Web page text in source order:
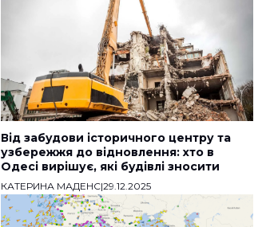
Від забудови історичного центру та
узбережжя до відновлення: хто в
Одесі вирішує, які будівлі зносити
КАТЕРИНА МАДЕНС|29.12.2025